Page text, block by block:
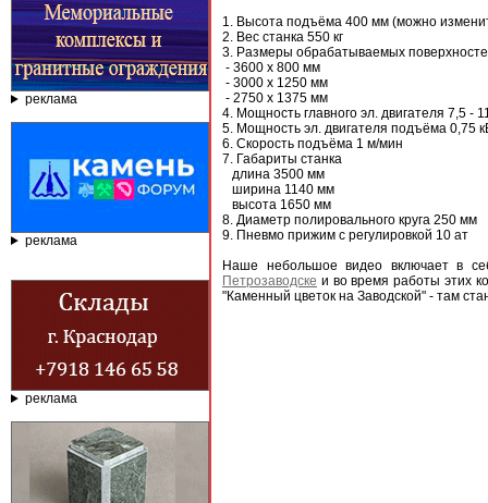
реклама
реклама
реклама
1. Высота подъёма 400 мм (можно
2. Вес станка 550 кг
3. Размеры обрабатываемых
- 3600 х 800 мм
- 3000 х 1250 мм
- 2750 х 1375 мм
4. Мощность главного эл. двигателя 7,5 -
5. Мощность эл. двигателя подъёма 0,75
6. Скорость подъёма 1 м/мин
7. Габариты станка
длина 3500 мм
ширина 1140 мм
высота 1650 мм
8. Диаметр полировального круга 250 мм
9. Пневмо прижим с регулировкой 10 ат
Наше небольшое видео включает в
Петрозаводске и во время работы этих
"Каменный цветок на Заводской" - там